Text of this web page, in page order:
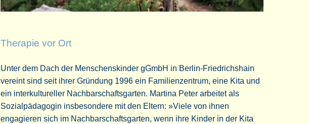
Therapie vor Ort
Unter dem Dach der Menschenskinder gGmbH in Berlin-Friedrichshain
vereint sind seit ihrer Gründung 1996 ein Familienzentrum, eine Kita und
ein interkultureller Nachbarschaftsgarten. Martina Peter arbeitet als
Sozialpädagogin insbesondere mit den Eltern: »Viele von ihnen
engagieren sich im Nachbarschaftsgarten, wenn ihre Kinder in der Kita